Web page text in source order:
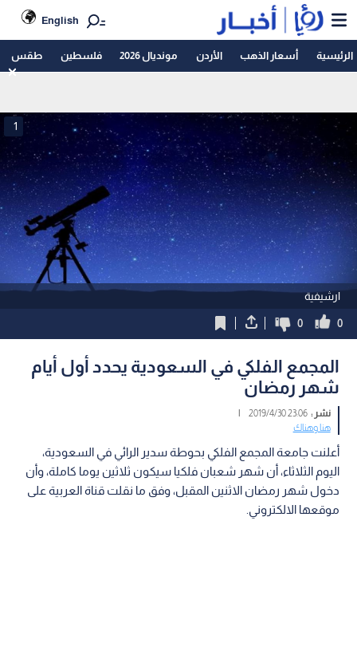
English
الرئيسية أسعار الذهب الأردن مونديال 2026 فلسطين طقس
ارشيفية
1
0
0
المجمع الفلكي في السعودية يحدد أول أيام
شهر رمضان
نشر :23:06 2019/4/30
|
هنا وهناك
أعلنت جامعة المجمع الفلكي بحوطة سدير الرائي في السعودية،
اليوم الثلاثاء، أن شهر شعبان فلكيا سيكون ثلاثين يوما كاملة، وأن
دخول شهر رمضان الاثنين المقبل، وفق ما نقلت قناة العربية على
موقعها الالكتروني.